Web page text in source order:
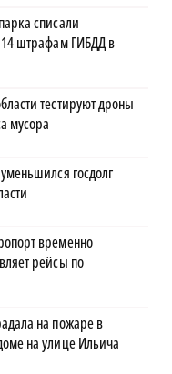
списали
штрафам ГИБДД в
тестируют дроны
мусора
госдолг
временно
рейсы по
на пожаре в
на улице Ильича